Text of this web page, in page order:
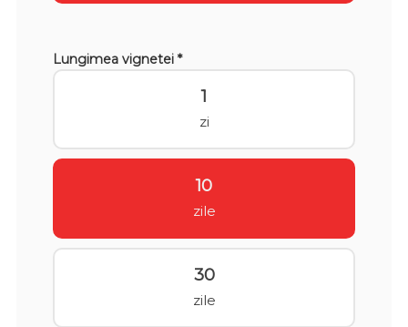
Lungimea vignetei *
1
zi
10
zile
30
zile